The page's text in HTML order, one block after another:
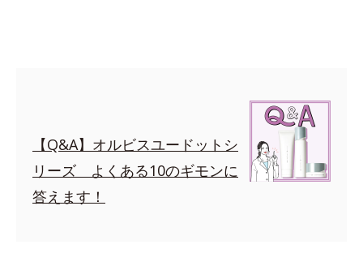
【Q&A】オルビスユードットシ
リーズ よくある10のギモンに
答えます！